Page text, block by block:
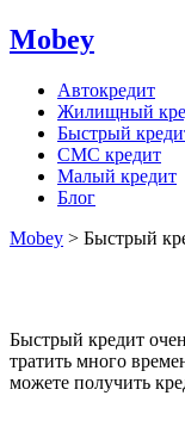
Mobey
Автокредит
Жилищный
Быстрый
СМС кредит
Малый кредит
Блог
Mobey > Быстрый
Быстрый кредит
тратить много
можете получить